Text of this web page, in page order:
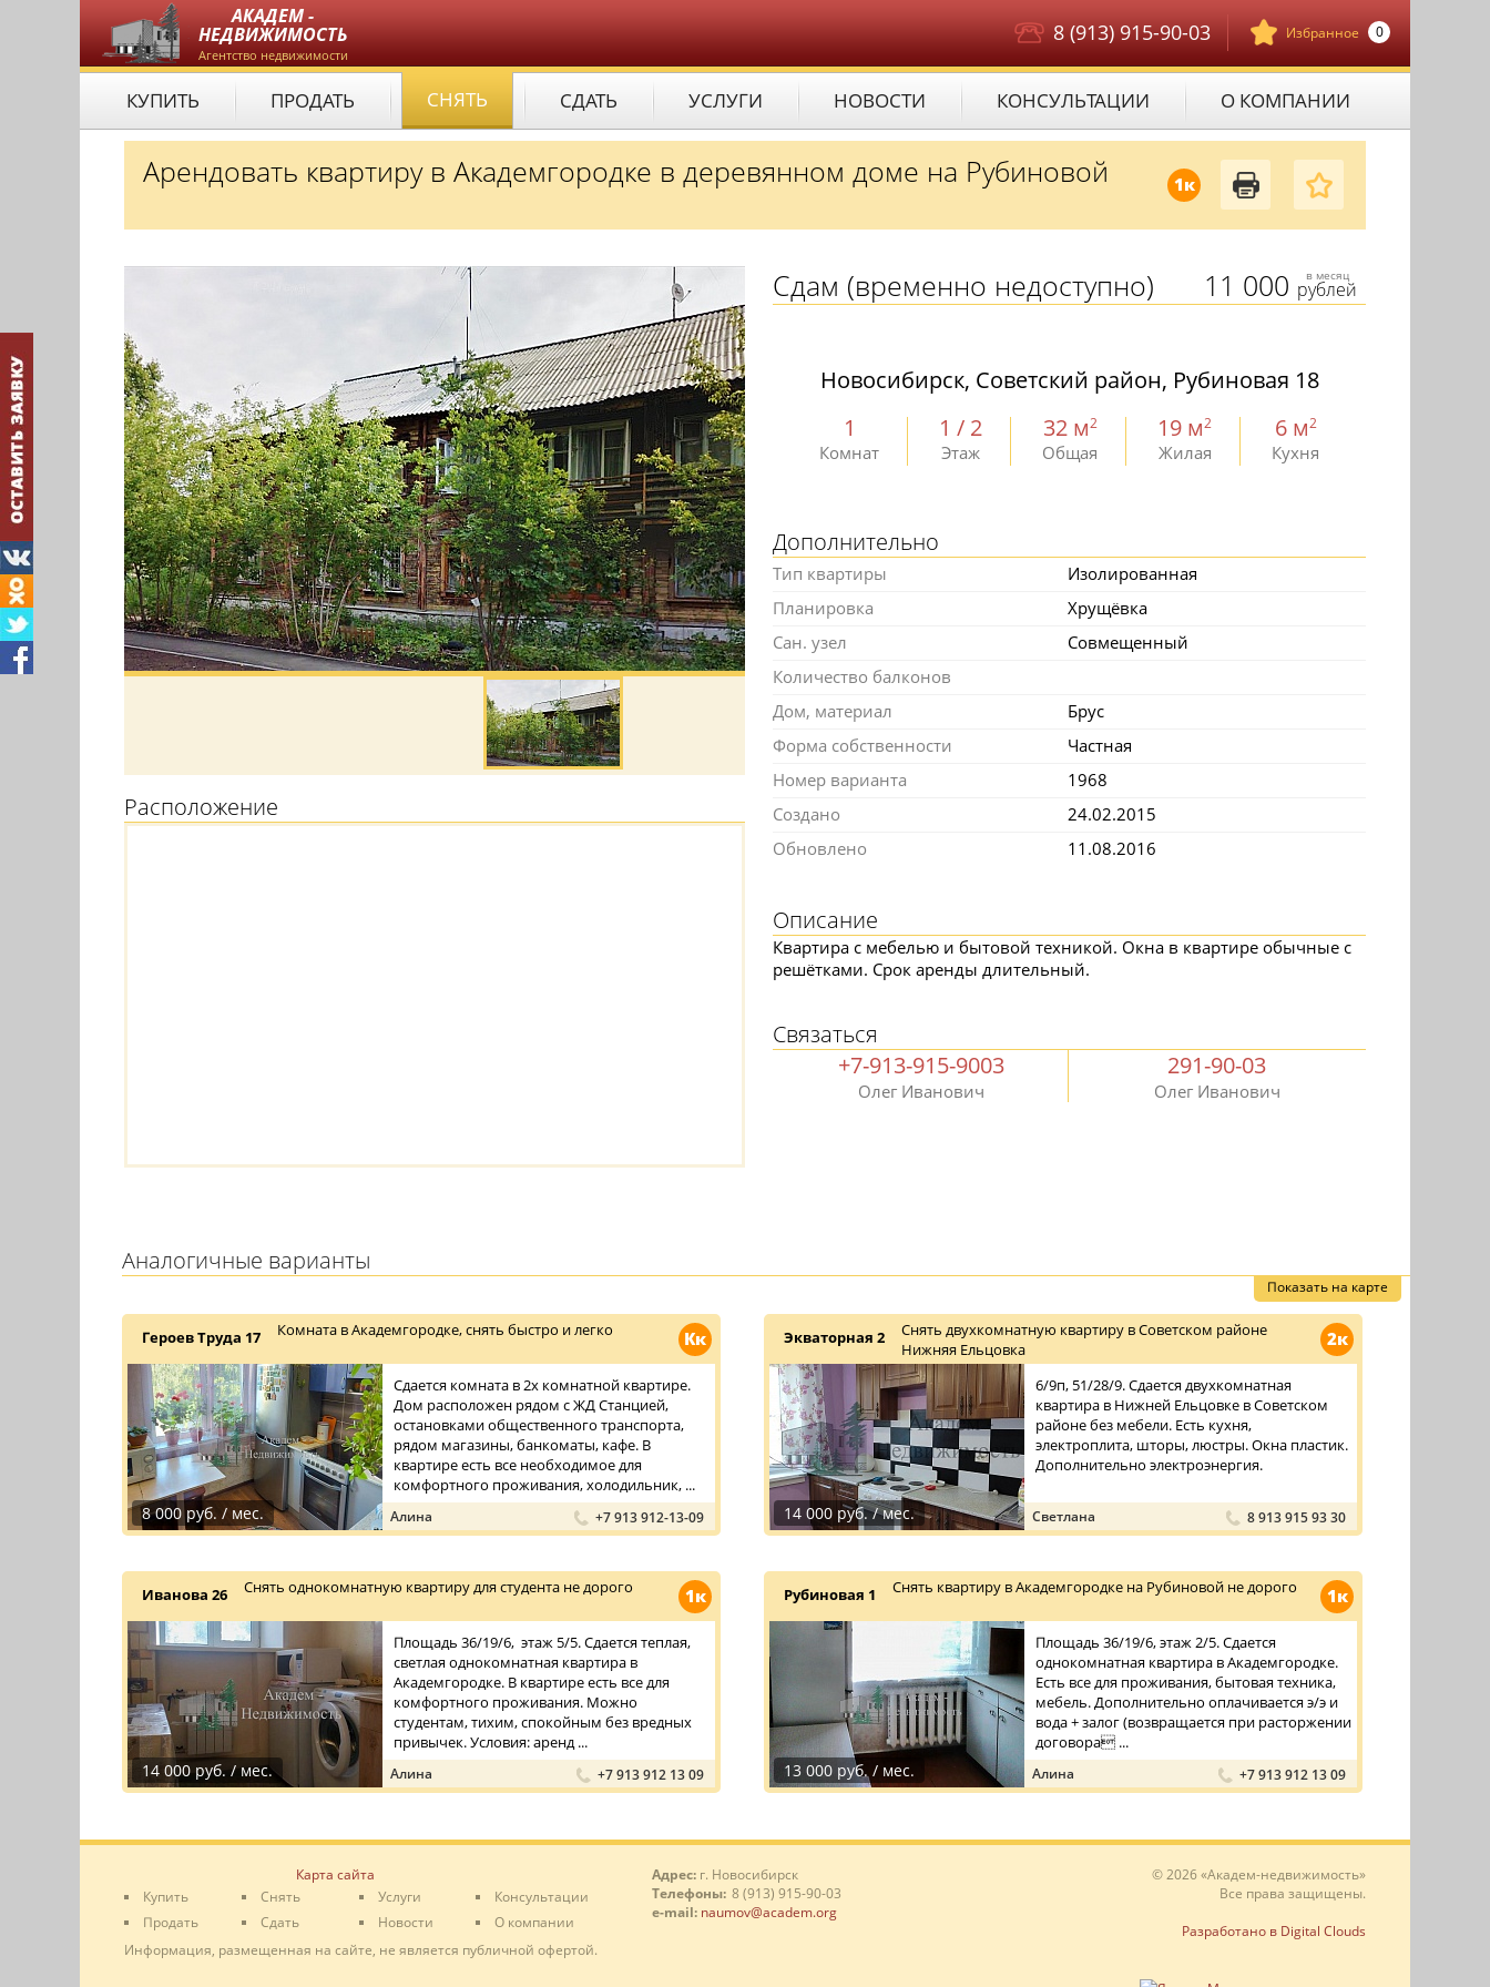
АКАДЕМ -
НЕДВИЖИМОСТЬ
Агентство недвижимости
Избранное 0
8 (913) 915-90-03
КУПИТЬ ПРОДАТЬ СНЯТЬ СДАТЬ УСЛУГИ НОВОСТИ КОНСУЛЬТАЦИИ О КОМПАНИИ
1к
Арендовать квартиру в Академгородке в деревянном доме на Рубиновой
Расположение
11 000 в месяц
рублей
Сдам (временно недоступно)
Новосибирск, Советский район, Рубиновая 18
1
Комнат
1 / 2
Этаж
32 м2
Общая
19 м2
Жилая
6 м2
Кухня
Дополнительно
Тип квартиры
Изолированная
Планировка
Хрущёвка
Сан. узел
Совмещенный
Количество балконов
Дом, материал
Брус
Форма собственности
Частная
Номер варианта
1968
Создано
24.02.2015
Обновлено
11.08.2016
Описание
Квартира с мебелью и бытовой техникой. Окна в квартире обычные с
решётками. Срок аренды длительный.
Связаться
+7-913-915-9003
Олег Иванович
291-90-03
Олег Иванович
Аналогичные варианты
Показать на карте
Кк
Героев Труда 17 Комната в Академгородке, снять быстро и легко
8 000 руб. / мес.
Сдается комната в 2х комнатной квартире.
Дом расположен рядом с ЖД Станцией,
остановками общественного транспорта,
рядом магазины, банкоматы, кафе. В
квартире есть все необходимое для
комфортного проживания, холодильник, ...
Алина +7 913 912-13-09
2к
Экваторная 2
Снять двухкомнатную квартиру в Советском районе
Нижняя Ельцовка
14 000 руб. / мес.
6/9п, 51/28/9. Сдается двухкомнатная
квартира в Нижней Ельцовке в Советском
районе без мебели. Есть кухня,
электроплита, шторы, люстры. Окна пластик.
Дополнительно электроэнергия.
Светлана 8 913 915 93 30
1к
Иванова 26 Снять однокомнатную квартиру для студента не дорого
14 000 руб. / мес.
Площадь 36/19/6, этаж 5/5. Сдается теплая,
светлая однокомнатная квартира в
Академгородке. В квартире есть все для
комфортного проживания. Можно
студентам, тихим, спокойным без вредных
привычек. Условия: аренд ...
Алина +7 913 912 13 09
1к
Рубиновая 1 Снять квартиру в Академгородке на Рубиновой не дорого
13 000 руб. / мес.
Площадь 36/19/6, этаж 2/5. Сдается
однокомнатная квартира в Академгородке.
Есть все для проживания, бытовая техника,
мебель. Дополнительно оплачивается э/э и
вода + залог (возвращается при расторжении
договора ...
Алина +7 913 912 13 09
Карта сайта
Купить
Продать
Снять
Сдать
Услуги
Новости
Консультации
О компании
Информация, размещенная на сайте, не является публичной офертой.
Адрес: г. Новосибирск
Телефоны: 8 (913) 915-90-03
e-mail: naumov@academ.org
© 2026 «Академ-недвижимость»
Все права защищены.
Разработано в Digital Clouds